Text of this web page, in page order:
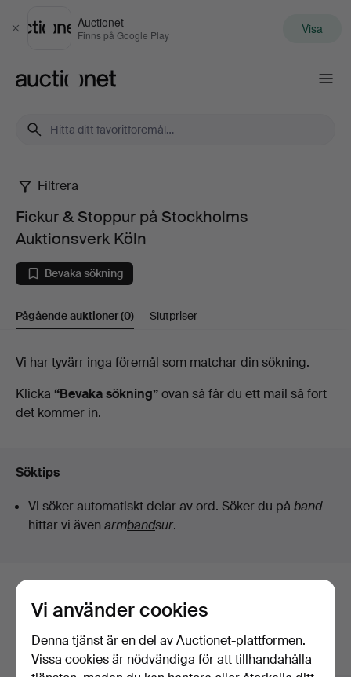
Stäng
Auctionet
Finns på Google Play Visa
Fickur
Stoppur
på
Auktionsverk
Köln
Filtrera
Fickur & Stoppur på Stockholms
Auktionsverk Köln
Bevaka sökning
Pågående auktioner(0) Slutpriser
Pågående
auktioner
Vi har tyvärr inga föremål som matchar din sökning.
Klicka “Bevaka sökning”ovan så får du ett mail så fort
det kommer in.
Söktips
Vi söker automatiskt delar av ord. Söker du på band
hittar vi även armbandsur.
Här är föremål från vårt arkiv som
matchar din sökning
Visa alla föremål
Vi använder cookies
Denna tjänst är en del av Auctionet-plattformen.
Vissa cookies är nödvändiga för att tillhandahålla